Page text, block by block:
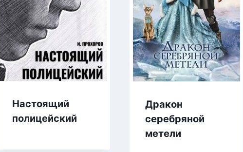
Настоящий
полицейский
Дракон
серебряной
метели